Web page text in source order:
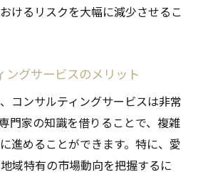
けるリスクを大幅に減少させるこ
ングサービスのメリット
コンサルティングサービスは非常
門家の知識を借りることで、複雑
進めることができます。特に、愛
域特有の市場動向を把握するに